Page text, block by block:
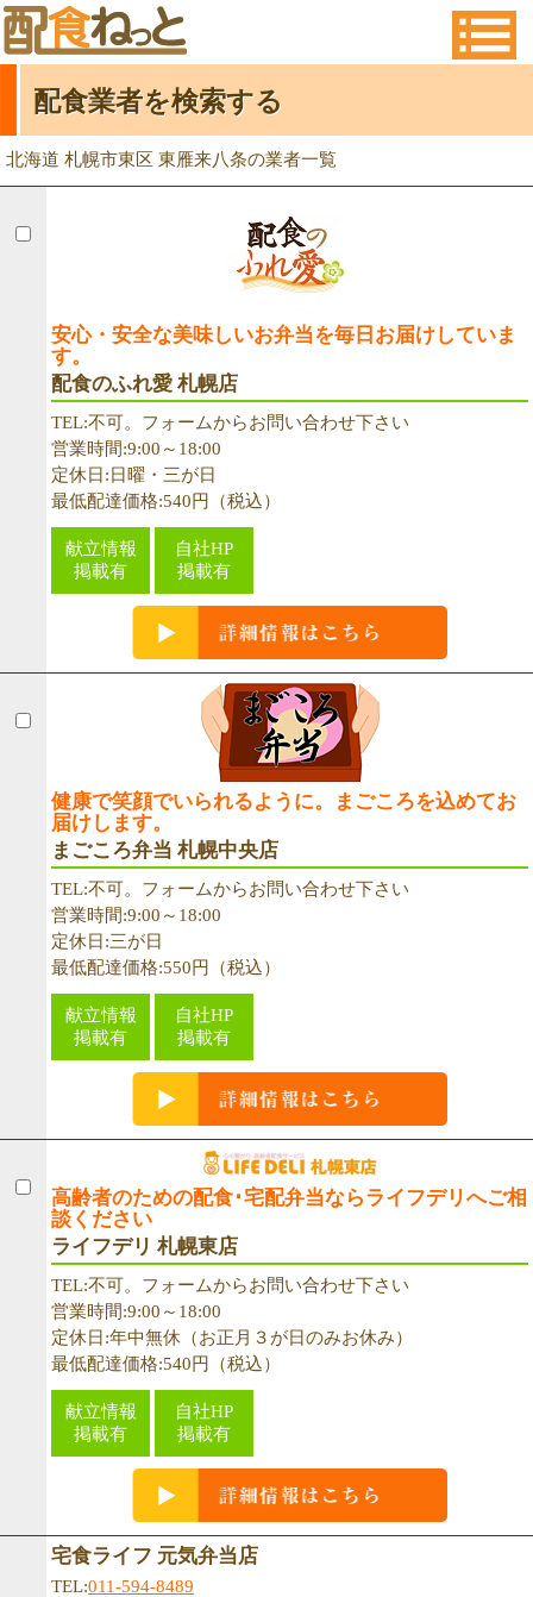
配食業者を検索する
北海道 札幌市東区 東雁来八条の業者一覧
安心・安全な美味しいお弁当を毎日お届けしていま
す。
配食のふれ愛 札幌店
TEL:不可。フォームからお問い合わせ下さい
営業時間:9:00～18:00
定休日:日曜・三が日
最低配達価格:540円（税込）
献立情報
掲載有
自社HP
掲載有
健康で笑顔でいられるように。まごころを込めてお
届けします。
まごころ弁当 札幌中央店
TEL:不可。フォームからお問い合わせ下さい
営業時間:9:00～18:00
定休日:三が日
最低配達価格:550円（税込）
献立情報
掲載有
自社HP
掲載有
高齢者のための配食･宅配弁当ならライフデリへご相
談ください
ライフデリ 札幌東店
TEL:不可。フォームからお問い合わせ下さい
営業時間:9:00～18:00
定休日:年中無休（お正月３が日のみお休み）
最低配達価格:540円（税込）
献立情報
掲載有
自社HP
掲載有
宅食ライフ 元気弁当店
TEL:011-594-8489